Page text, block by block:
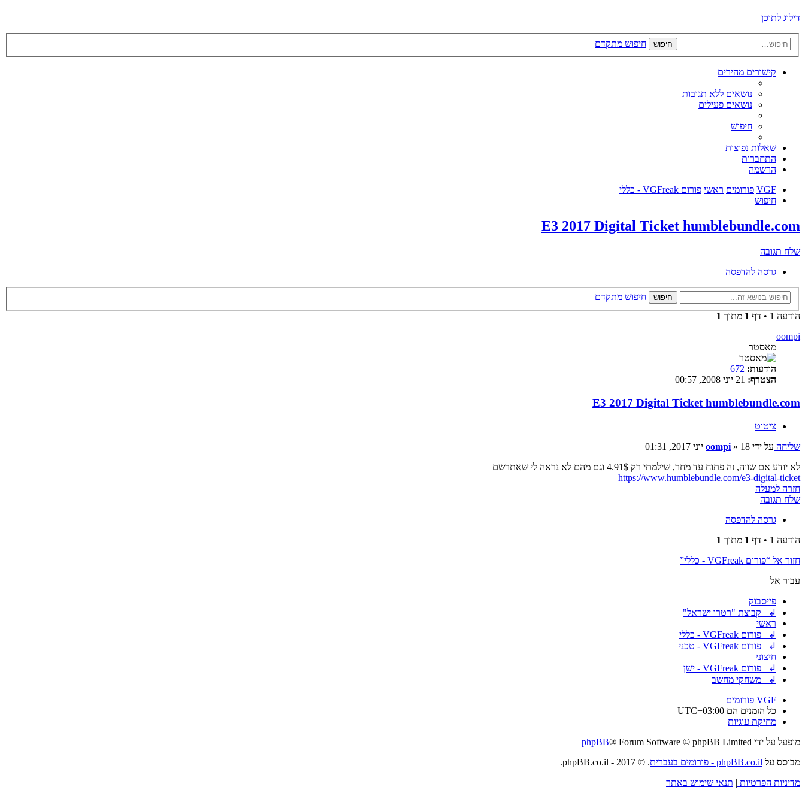
דילוג לתוכן
חיפוש חיפוש מתקדם
קישורים מהירים
נושאים ללא תגובות
נושאים פעילים
חיפוש
שאלות נפוצות
התחברות
הרשמה
VGF פורומים ראשי פורום VGFreak - כללי
חיפוש
E3 2017 Digital Ticket humblebundle.com
שלח תגובה
גרסה להדפסה
חיפוש
חיפוש מתקדם
הודעה 1 • דף
1 מתוך 1
oompi
מאסטר
הודעות: 672
הצטרף:
E3 2017 Digital Ticket humblebundle.com
ציטוט
שליחה על ידי oompi » 18 יוני 2017, 01:31
לא יודע אם שווה, זה פתוח עד מחר, שילמתי רק 4.91$ וגם מהם לא נראה לי שאתרשם
https://www.humblebundle.com/e3-digital-ticket
חזרה למעלה
שלח תגובה
גרסה להדפסה
הודעה 1 • דף
1 מתוך 1
חזור אל “פורום VGFreak - כללי”
עבור אל
פייסבוק
↲ קבוצת "רטרו ישראל"
ראשי
↲ פורום VGFreak - כללי
↲ פורום VGFreak - טכני
חיצוני
↲ פורום VGFreak - ישן
↲ משחקי מחשב
VGF פורומים
כל הזמנים הם UTC+03:00
מחיקת עוגיות
מופעל על ידי
phpBB® Forum Software © phpBB Limited
מבוסס על phpBB.co.il - פורומים בעברית
. © 2017 - phpBB.co.il.
מדיניות הפרטיות | תנאי שימוש באתר